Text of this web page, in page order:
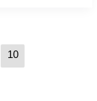
10